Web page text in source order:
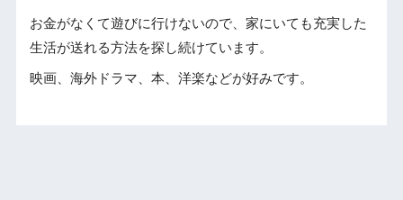
お金がなくて遊びに行けないので、家にいても充実した
生活が送れる方法を探し続けています。
映画、海外ドラマ、本、洋楽などが好みです。